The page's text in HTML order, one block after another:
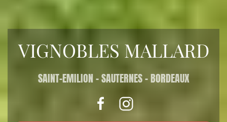
VIGNOBLES MALLARD
SAINT-EMILION - SAUTERNES - BORDEAUX